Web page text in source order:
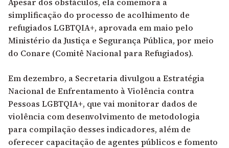
simplificação do processo de acolhimento de
refugiados LGBTQIA+, aprovada em maio pelo
Ministério da Justiça e Segurança Pública, por meio
do Conare (Comitê Nacional para Refugiados).
Em dezembro, a Secretaria divulgou a Estratégia
Nacional de Enfrentamento à Violência contra
Pessoas LGBTQIA+, que vai monitorar dados de
violência com desenvolvimento de metodologia
para compilação desses indicadores, além de
oferecer capacitação de agentes públicos e fomento